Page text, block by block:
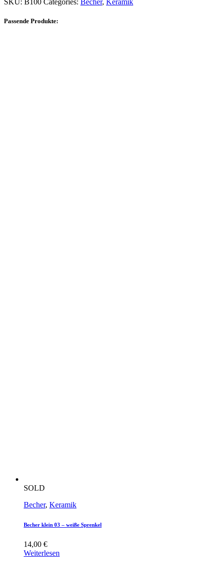
Passende Produkte:
SOLD
Becher, Keramik
Becher klein 03 – weiße Sprenkel
14,00 €
Weiterlesen